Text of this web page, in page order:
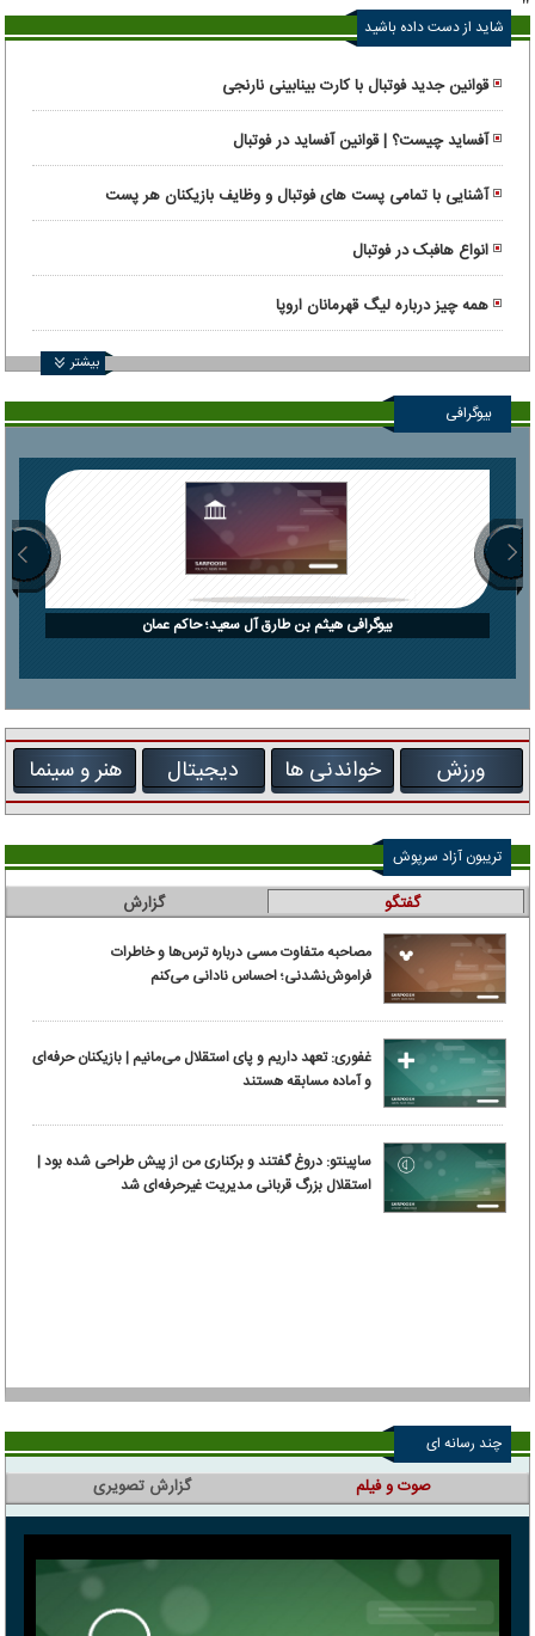
"
شاید از دست داده باشید
قوانین جدید فوتبال با کارت بینابینی نارنجی
آفساید چیست؟ | قوانین آفساید در فوتبال
آشنایی با تمامی پست های فوتبال و وظایف بازیکنان هر پست
انواع هافبک در فوتبال
همه چیز درباره لیگ قهرمانان اروپا
بیشتر
بیوگرافی
بیوگرافی هیثم بن طارق آل سعید؛ حاکم عمان
ورزش خواندنی ها دیجیتال هنر و سینما
تریبون آزاد سرپوش
گفتگو گزارش
مصاحبه متفاوت مسی درباره ترس‌ها و خاطرات
فراموش‌نشدنی؛ احساس نادانی می‌کنم
غفوری: تعهد داریم و پای استقلال می‌مانیم | بازیکنان حرفه‌ای
و آماده مسابقه هستند
ساپینتو: دروغ گفتند و برکناری من از پیش طراحی شده بود |
استقلال بزرگ قربانی مدیریت غیرحرفه‌ای شد
چند رسانه ای
صوت و فیلم گزارش تصویری